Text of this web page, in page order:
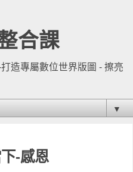
合課
造專屬數位世界版圖 - 擦亮
▼
-感恩